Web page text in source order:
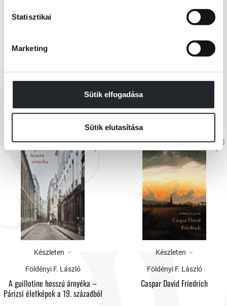
Statisztikai
Marketing
Sütik elfogadása
Sütik elutasítása
RÉSZLET A KÖNYVBŐL
EZEK IS ÉRDEKELHETNEK
Készleten
Földényi F. László
A guillotine hosszú árnyéka –
Párizsi életképek a 19. századból
Készleten
Földényi F. László
Caspar David Friedrich